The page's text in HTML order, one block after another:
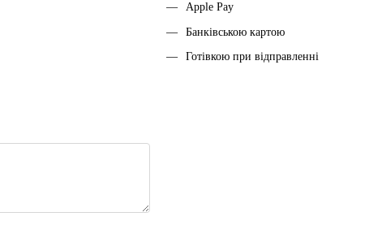
Apple Pay
Банківською картою
Готівкою при відправленні